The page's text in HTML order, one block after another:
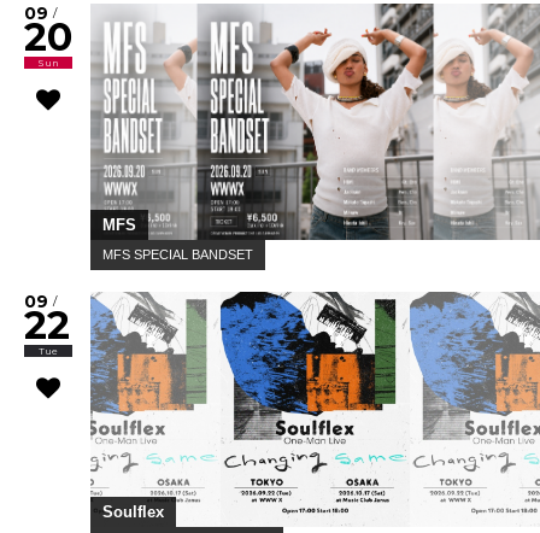
09 /
20
Sun
MFS
MFS SPECIAL BANDSET
09 /
22
Tue
Soulflex